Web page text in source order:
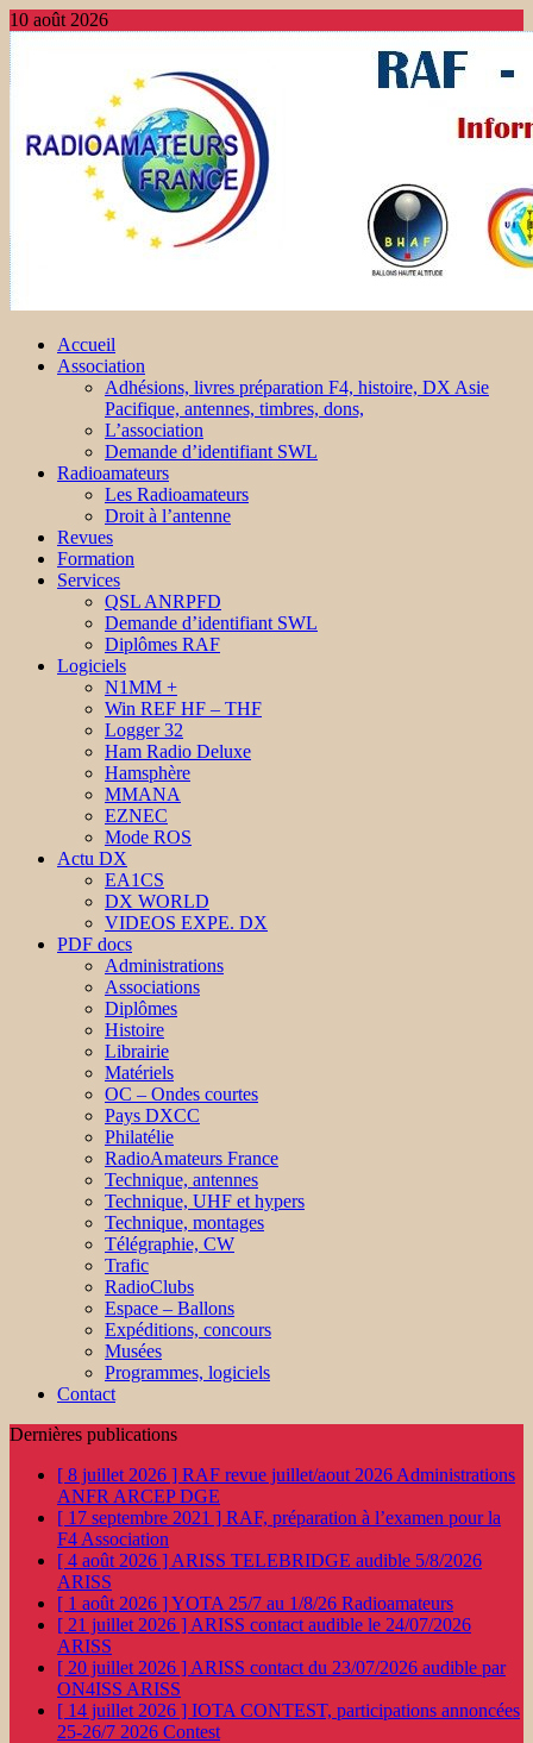
10 août 2026
Accueil
Association
Adhésions, livres préparation F4, histoire, DX Asie
Pacifique, antennes, timbres, dons,
L’association
Demande d’identifiant SWL
Radioamateurs
Les Radioamateurs
Droit à l’antenne
Revues
Formation
Services
QSL ANRPFD
Demande d’identifiant SWL
Diplômes RAF
Logiciels
N1MM +
Win REF HF – THF
Logger 32
Ham Radio Deluxe
Hamsphère
MMANA
EZNEC
Mode ROS
Actu DX
EA1CS
DX WORLD
VIDEOS EXPE. DX
PDF docs
Administrations
Associations
Diplômes
Histoire
Librairie
Matériels
OC – Ondes courtes
Pays DXCC
Philatélie
RadioAmateurs France
Technique, antennes
Technique, UHF et hypers
Technique, montages
Télégraphie, CW
Trafic
RadioClubs
Espace – Ballons
Expéditions, concours
Musées
Programmes, logiciels
Contact
Dernières publications
[ 8 juillet 2026 ] RAF revue juillet/aout 2026 Administrations
ANFR ARCEP DGE
[ 17 septembre 2021 ] RAF, préparation à l’examen pour la
F4 Association
[ 4 août 2026 ] ARISS TELEBRIDGE audible 5/8/2026
ARISS
[ 1 août 2026 ]YOTA 25/7 au 1/8/26 Radioamateurs
[ 21 juillet 2026 ] ARISS contact audible le 24/07/2026
ARISS
[ 20 juillet 2026 ] ARISS contact du 23/07/2026 audible par
ON4ISS ARISS
[ 14 juillet 2026 ] IOTA CONTEST, participations annoncées
25-26/7 2026 Contest